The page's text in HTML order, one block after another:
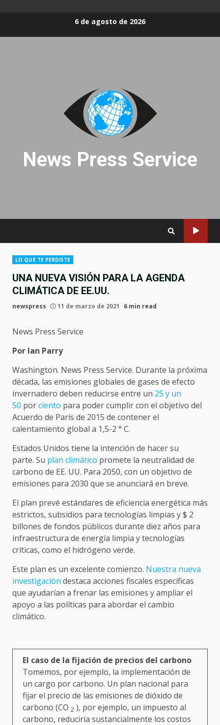
6 de agosto de 2026
News Press Service
LO QUE TE PERDISTE
UNA NUEVA VISIÓN PARA LA AGENDA
CLIMÁTICA DE EE.UU.
newspress 11 de marzo de 2021 6 min read
News Press Service
Por Ian Parry
Washington. News Press Service. Durante la próxima
década, las emisiones globales de gases de efecto
invernadero deben reducirse entre un 25 y un
50 porciento para poder cumplir con el objetivo del
Acuerdo de París de 2015 de contener el
calentamiento global a 1,5-2 ° C.
Estados Unidos tiene la intención de hacer su
parte. Su plan climático promete la neutralidad de
carbono de EE. UU. Para 2050, con un objetivo de
emisiones para 2030 que se anunciará en breve.
El plan prevé estándares de eficiencia energética más
estrictos, subsidios para tecnologías limpias y $ 2
billones de fondos públicos durante diez años para
infraestructura de energía limpia y tecnologías
críticas, como el hidrógeno verde.
Este plan es un excelente comienzo. Nuestra nueva
investigación destaca acciones fiscales específicas
que ayudarían a frenar las emisiones y ampliar el
apoyo a las políticas para abordar el cambio
climático.
El caso de la fijación de precios del carbono
Tomemos, por ejemplo, la implementación de
un cargo por carbono. Un plan nacional para
fijar el precio de las emisiones de dióxido de
carbono (CO 2 ), por ejemplo, un impuesto al
carbono, reduciría sustancialmente los costos